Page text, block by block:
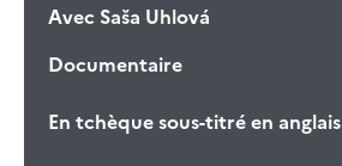
Avec Saša Uhlová
Documentaire
En tchèque sous-titré en anglais